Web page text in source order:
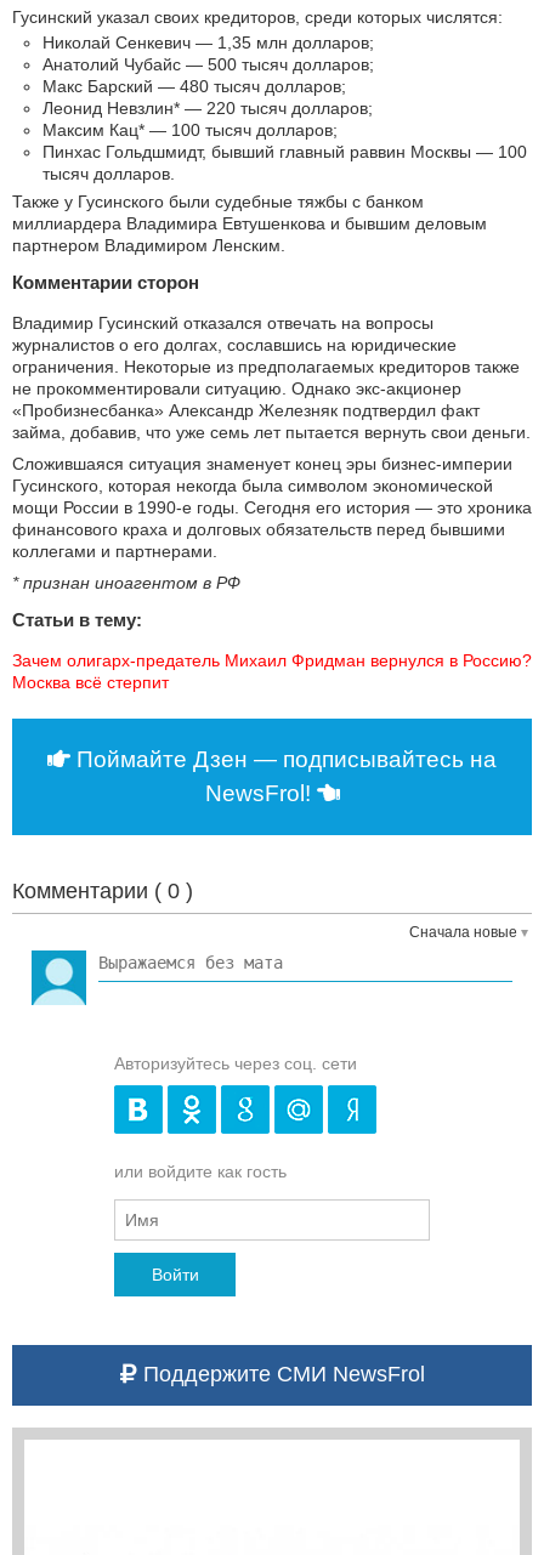
Гусинский указал своих кредиторов, среди которых числятся:
Николай Сенкевич — 1,35 млн долларов;
Анатолий Чубайс — 500 тысяч долларов;
Макс Барский — 480 тысяч долларов;
Леонид Невзлин* — 220 тысяч долларов;
Максим Кац* — 100 тысяч долларов;
Пинхас Гольдшмидт, бывший главный раввин Москвы — 100
тысяч долларов.
Также у Гусинского были судебные тяжбы с банком
миллиардера Владимира Евтушенкова и бывшим деловым
партнером Владимиром Ленским.
Комментарии сторон
Владимир Гусинский отказался отвечать на вопросы
журналистов о его долгах, сославшись на юридические
ограничения. Некоторые из предполагаемых кредиторов также
не прокомментировали ситуацию. Однако экс-акционер
«Пробизнесбанка» Александр Железняк подтвердил факт
займа, добавив, что уже семь лет пытается вернуть свои деньги.
Сложившаяся ситуация знаменует конец эры бизнес-империи
Гусинского, которая некогда была символом экономической
мощи России в 1990-е годы. Сегодня его история — это хроника
финансового краха и долговых обязательств перед бывшими
коллегами и партнерами.
* признан иноагентом в РФ
Статьи в тему:
Зачем олигарх-предатель Михаил Фридман вернулся в Россию?
Москва всё стерпит
Поймайте Дзен — подписывайтесь на
NewsFrol!
Комментарии ( 0 )
Сначала новые
Авторизуйтесь через соц. сети
или войдите как гость
Войти
Поддержите СМИ NewsFrol